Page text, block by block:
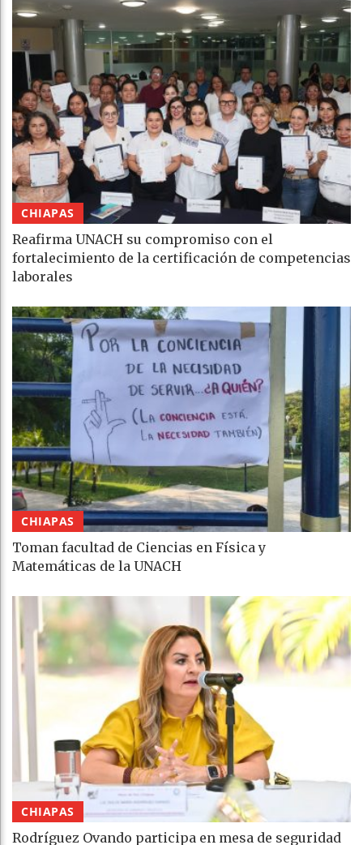
CHIAPAS
Reafirma UNACH su compromiso con el
fortalecimiento de la certificación de competencias
laborales
CHIAPAS
Toman facultad de Ciencias en Física y
Matemáticas de la UNACH
CHIAPAS
Rodríguez Ovando participa en mesa de seguridad